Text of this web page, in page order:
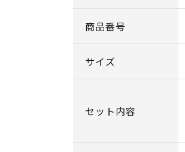
商品番号
サイズ
セット内容